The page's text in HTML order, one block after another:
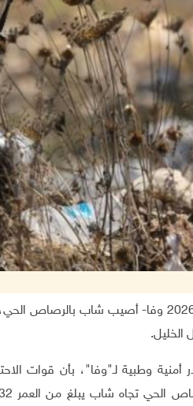
الخليل 23-5-2026 وفا- أصيب شاب
الخليل.
وطبية لـ"وفا"، بأن قوات